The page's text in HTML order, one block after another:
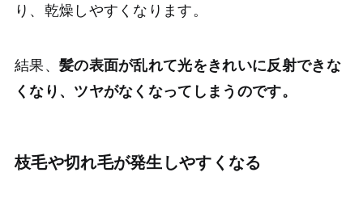
り、乾燥しやすくなります。
結果、 髪の表面が乱れて光をきれいに反射できな
くなり、ツヤがなくなってしまうのです。
枝毛や切れ毛が発生しやすくなる